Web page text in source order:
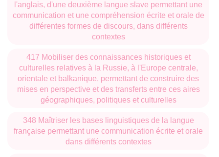
l'anglais, d'une deuxième langue slave permettant une
communication et une compréhension écrite et orale de
différentes formes de discours, dans différents
contextes
417 Mobiliser des connaissances historiques et
culturelles relatives à la Russie, à l'Europe centrale,
orientale et balkanique, permettant de construire des
mises en perspective et des transferts entre ces aires
géographiques, politiques et culturelles
348 Maîtriser les bases linguistiques de la langue
française permettant une communication écrite et orale
dans différents contextes